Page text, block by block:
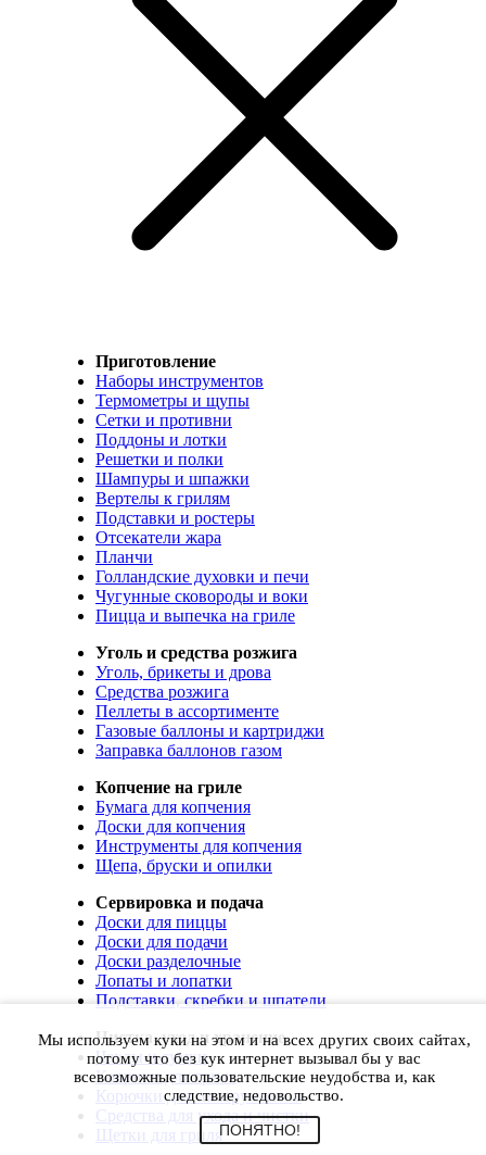
Приготовление
Наборы инструментов
Термометры и щупы
Сетки и противни
Поддоны и лотки
Решетки и полки
Шампуры и шпажки
Вертелы к грилям
Подставки и ростеры
Отсекатели жара
Планчи
Голландские духовки и печи
Чугунные сковороды и воки
Пицца и выпечка на гриле
Уголь и средства розжига
Уголь, брикеты и дрова
Средства розжига
Пеллеты в ассортименте
Газовые баллоны и картриджи
Заправка баллонов газом
Копчение на гриле
Бумага для копчения
Доски для копчения
Инструменты для копчения
Щепа, бруски и опилки
Сервировка и подача
Доски для пиццы
Доски для подачи
Доски разделочные
Лопаты и лопатки
Подставки, скребки и шпатели
Чистка, уход и хранение
Чехлы и сумки
Коврики для гриля
Корючки для инструментов
Средства для ухода и чистки
Щетки для гриля
Мы используем куки на этом и на всех других своих сайтах,
потому что без кук интернет вызывал бы у вас
всевозможные пользовательские неудобства и, как
следствие, недовольство.
ПОНЯТНО!